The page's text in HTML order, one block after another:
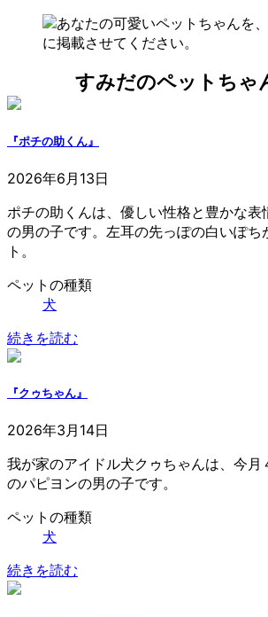
すみだのペットちゃ
『ポチの助くん』
2026年6月13日
ポチの助くんは、優しい性格と豊かな表
の男の子です。左耳の先っぽの白いぽち
ト。
ペットの種類
犬
続きを読む
『クゥちゃん』
2026年3月14日
我が家のアイドル犬クゥちゃんは、今月
のパピヨンの男の子です。
ペットの種類
犬
続きを読む